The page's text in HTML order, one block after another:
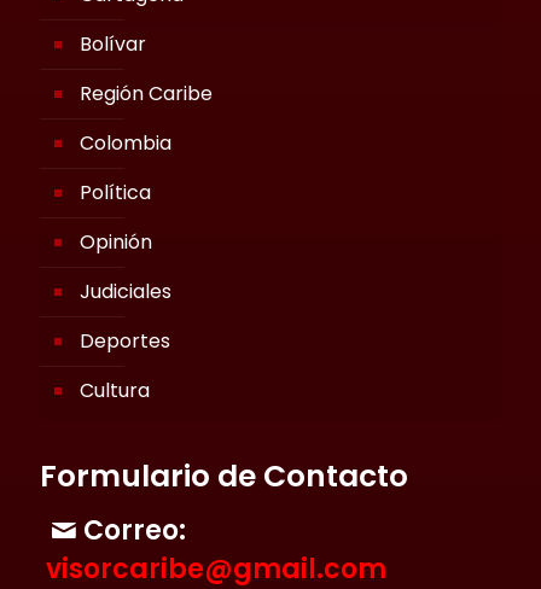
Bolívar
Región Caribe
Colombia
Política
Opinión
Judiciales
Deportes
Cultura
Formulario de Contacto
Correo:
visorcaribe@gmail.com